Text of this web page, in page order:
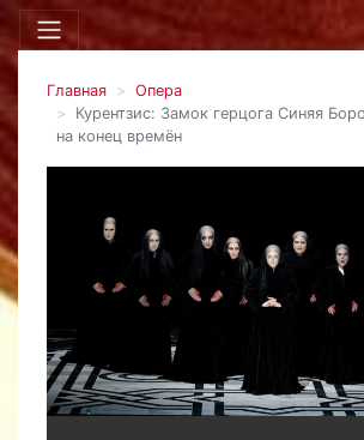
Главная
Опера
Курентзис: Замок герцога Синяя
на конец времён